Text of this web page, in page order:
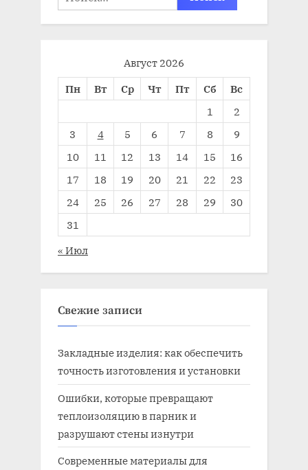
Август 2026
Пн
Вт Ср Чт Пт Сб
Вс
1
2
3
4 5 6 7 8
9
10
11 12 13 14 15
16
17
18 19 20 21 22
23
24
25 26 27 28 29
30
31
« Июл
Свежие записи
Закладные изделия: как обеспечить
точность изготовления и установки
Ошибки, которые превращают
теплоизоляцию в парник и
разрушают стены изнутри
Современные материалы для